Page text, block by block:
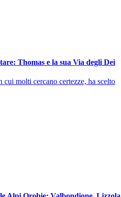
Thomas e la sua Via degli Dei
cui molti cercano certezze, ha scelto